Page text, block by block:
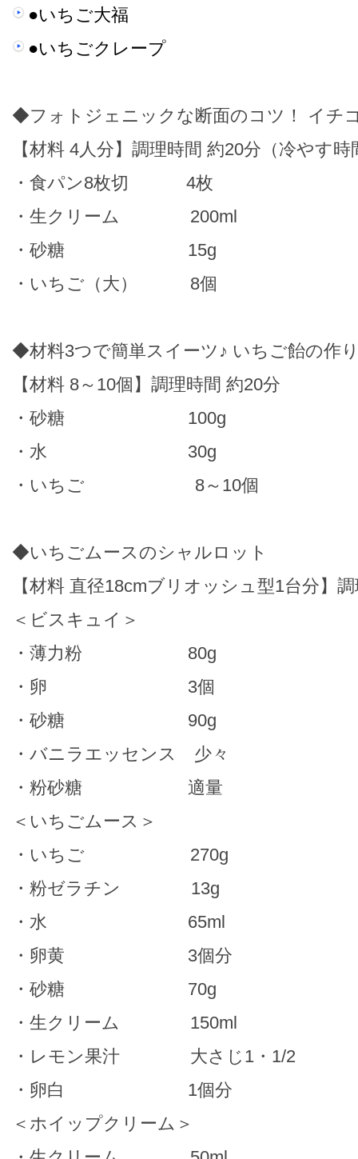
●いちご大福
●いちごクレープ
◆フォトジェニックな断面のコツ！ イチ
【材料 4人分】調理時間 約20分（冷やす
・食パン8枚切 4枚
・生クリーム 200ml
・砂糖 15g
・いちご（大） 8個
◆材料3つで簡単スイーツ♪ いちご飴の作
【材料 8～10個】調理時間 約20分
・砂糖 100g
・水 30g
・いちご 8～10個
◆いちごムースのシャルロット
【材料 直径18cmブリオッシュ型1台分】
＜ビスキュイ＞
・薄力粉 80g
・卵 3個
・砂糖 90g
・バニラエッセンス 少々
・粉砂糖 適量
＜いちごムース＞
・いちご 270g
・粉ゼラチン 13g
・水 65ml
・卵黄 3個分
・砂糖 70g
・生クリーム 150ml
・レモン果汁 大さじ1・1/2
・卵白 1個分
＜ホイップクリーム＞